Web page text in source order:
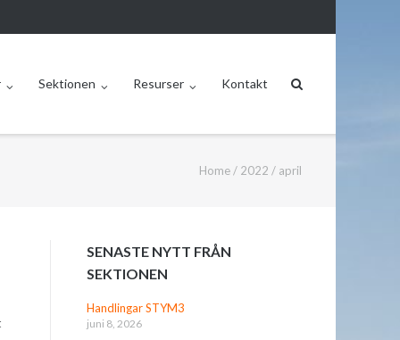
Sektionen Resurser Kontakt
Home / 2022 / april
SENASTE NYTT FRÅN
SEKTIONEN
Handlingar STYM3
juni 8, 2026